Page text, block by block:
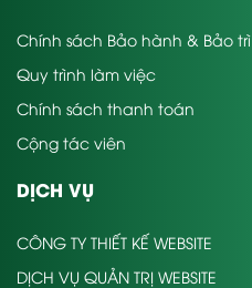
Chính sách Bảo hành & Bảo trì
Quy trình làm việc
Chính sách thanh toán
Cộng tác viên
DỊCH VỤ
CÔNG TY THIẾT KẾ WEBSITE
DỊCH VỤ QUẢN TRỊ WEBSITE